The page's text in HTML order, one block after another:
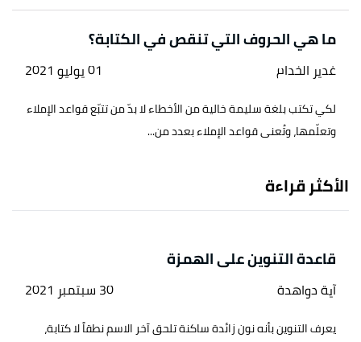
ما هي الحروف التي تنقص في الكتابة؟
غدير الخدام 01 يوليو 2021
لكي تكتب بلغة سليمة خالية من الأخطاء لا بدّ من تتبّع قواعد الإملاء
وتعلّمها، وتُعنى قواعد الإملاء بعدد من...
الأكثر قراءة
قاعدة التنوين على الهمزة
آية دواهدة 30 سبتمبر 2021
يعرف التنوين بأنه نون زائدة ساكنة تلحق آخر الاسم نطقاً لا كتابة،